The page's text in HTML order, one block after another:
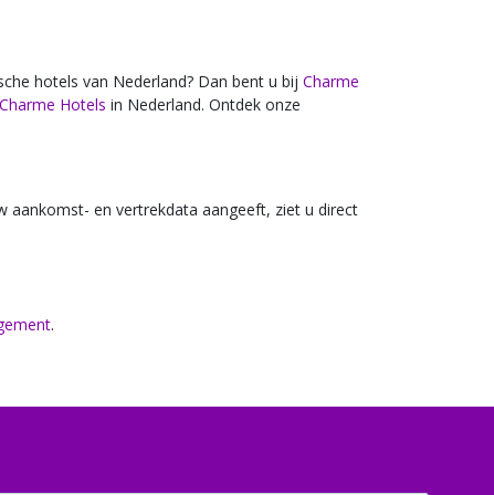
hotels van Nederland? Dan bent u bij Charme
Charme Hotels in Nederland. Ontdek onze
aankomst- en vertrekdata aangeeft, ziet u direct
.